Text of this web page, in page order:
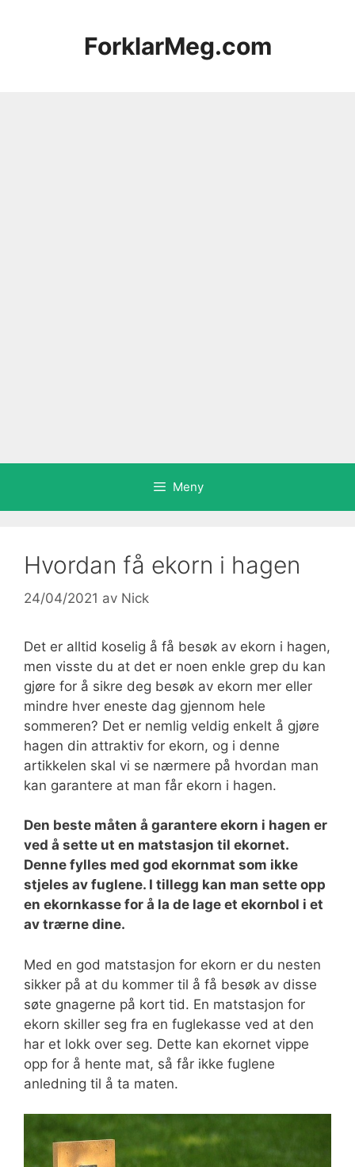
ForklarMeg.com
Meny
Hvordan få ekorn i hagen
24/04/2021 av Nick
Det er alltid koselig å få besøk av ekorn i hagen,
men visste du at det er noen enkle grep du kan
gjøre for å sikre deg besøk av ekorn mer eller
mindre hver eneste dag gjennom hele
sommeren? Det er nemlig veldig enkelt å gjøre
hagen din attraktiv for ekorn, og i denne
artikkelen skal vi se nærmere på hvordan man
kan garantere at man får ekorn i hagen.
Den beste måten å garantere ekorn i hagen er
ved å sette ut en matstasjon til ekornet.
Denne fylles med god ekornmat som ikke
stjeles av fuglene. I tillegg kan man sette opp
en ekornkasse for å la de lage et ekornbol i et
av trærne dine.
Med en god matstasjon for ekorn er du nesten
sikker på at du kommer til å få besøk av disse
søte gnagerne på kort tid. En matstasjon for
ekorn skiller seg fra en fuglekasse ved at den
har et lokk over seg. Dette kan ekornet vippe
opp for å hente mat, så får ikke fuglene
anledning til å ta maten.